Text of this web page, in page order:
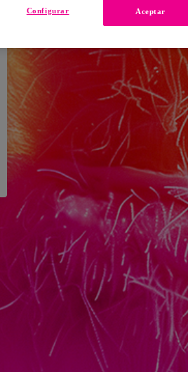
Aceptar
Configurar